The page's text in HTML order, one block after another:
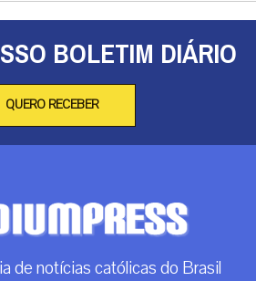
BOLETIM DIÁRIO
QUERO RECEBER
de notícias católicas do Brasil